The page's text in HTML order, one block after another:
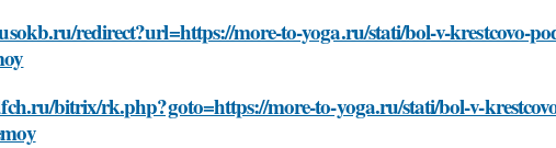
redirect?url=https://more-to-yoga.ru/stati/bol-v-krestcovo-
bitrix/rk.php?goto=https://more-to-yoga.ru/stati/bol-v-